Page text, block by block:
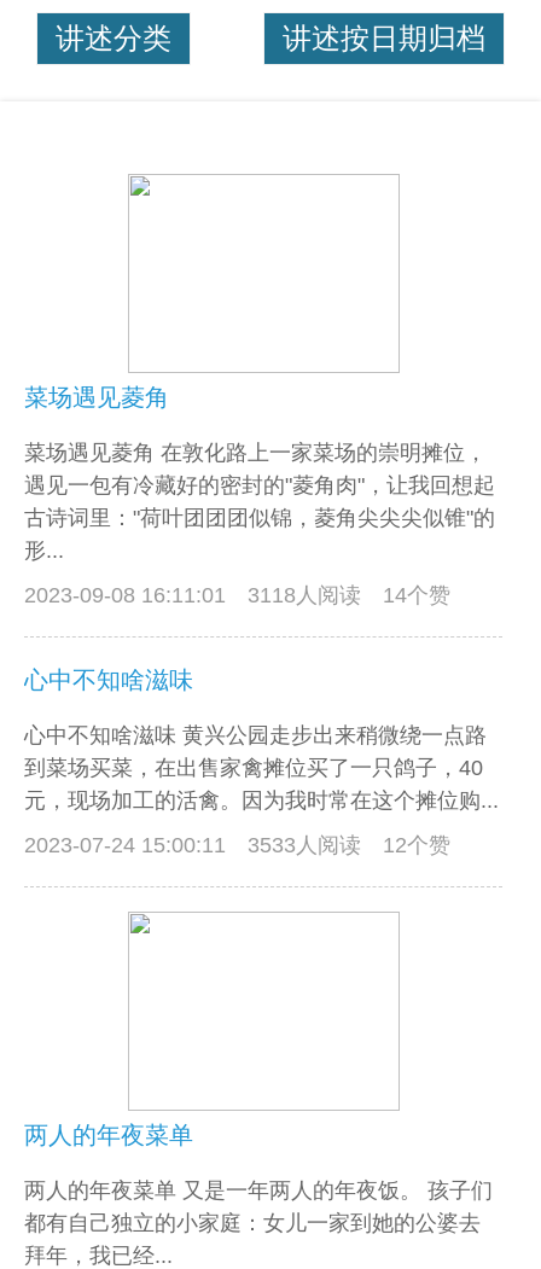
讲述分类 讲述按日期归档
菜场遇见菱角
菜场遇见菱角 在敦化路上一家菜场的崇明摊位，
遇见一包有冷藏好的密封的"菱角肉"，让我回想起
古诗词里："荷叶团团团似锦，菱角尖尖尖似锥"的
形...
2023-09-08 16:11:01
3118人阅读 14个赞
心中不知啥滋味
心中不知啥滋味 黄兴公园走步出来稍微绕一点路
到菜场买菜，在出售家禽摊位买了一只鸽子，40
元，现场加工的活禽。因为我时常在这个摊位购...
2023-07-24 15:00:11
3533人阅读 12个赞
两人的年夜菜单
两人的年夜菜单 又是一年两人的年夜饭。 孩子们
都有自己独立的小家庭：女儿一家到她的公婆去
拜年，我已经...